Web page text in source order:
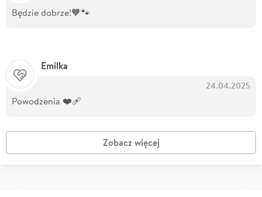
Będzie dobrze!🧡🐾
Emilka
24.04.2025
Powodzenia ❤️‍🩹
Zobacz więcej